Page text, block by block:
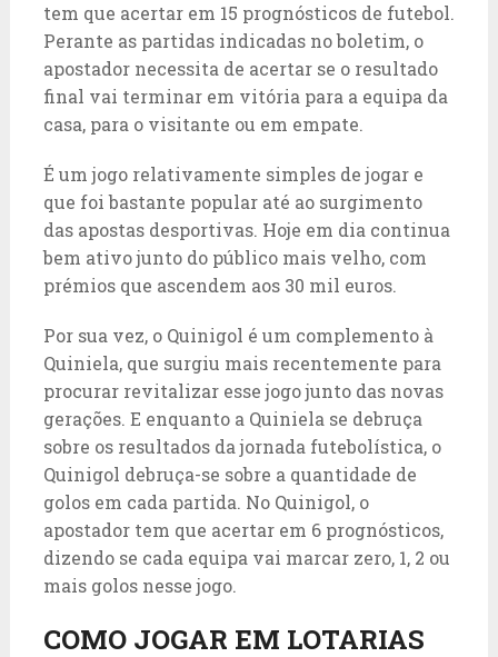
tem que acertar em 15 prognósticos de futebol.
Perante as partidas indicadas no boletim, o
apostador necessita de acertar se o resultado
final vai terminar em vitória para a equipa da
casa, para o visitante ou em empate.
É um jogo relativamente simples de jogar e
que foi bastante popular até ao surgimento
das apostas desportivas. Hoje em dia continua
bem ativo junto do público mais velho, com
prémios que ascendem aos 30 mil euros.
Por sua vez, o Quinigol é um complemento à
Quiniela, que surgiu mais recentemente para
procurar revitalizar esse jogo junto das novas
gerações. E enquanto a Quiniela se debruça
sobre os resultados da jornada futebolística, o
Quinigol debruça-se sobre a quantidade de
golos em cada partida. No Quinigol, o
apostador tem que acertar em 6 prognósticos,
dizendo se cada equipa vai marcar zero, 1, 2 ou
mais golos nesse jogo.
COMO JOGAR EM LOTARIAS